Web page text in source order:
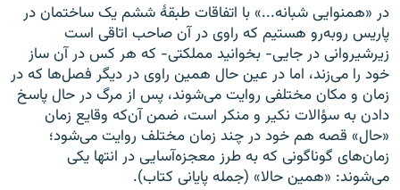
در «همنوایی شبانه...» با اتفاقات طبقهٔ ششم یک ساختمان در
پاریس روبه‌رو هستیم که راوی در آن صاحب اتاقی است
زیرشیروانی در جایی- بخوانید مملکتی- که هر کس در آن ساز
خود را می‌زند، اما در عین حال همین راوی در دیگر فصل‌ها که در
زمان و مکان مختلفی روایت می‌شوند، پس از مرگ در حال پاسخ
دادن به سؤالات نکیر و منکر است، ضمن آن‌که وقایع زمان
«حال» قصه هم خود در چند زمان مختلف روایت می‌شود؛
زمان‌های گوناگونی که به طرز معجزه‌آسایی در انتها یکی
می‌شوند: «همین حالا» (جمله پایانی کتاب).